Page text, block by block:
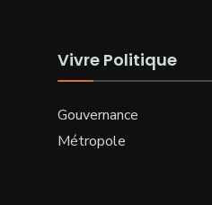
Vivre Politique
Gouvernance
Métropole